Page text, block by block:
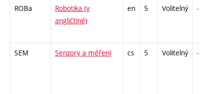
ROBa
Robotika (v
angličtině)
en 5 Volitelný -
SEM Senzory a měření cs 5 Volitelný -